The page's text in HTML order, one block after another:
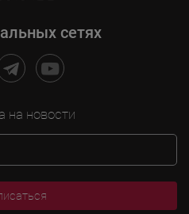
сетях
на новости